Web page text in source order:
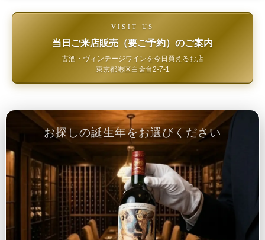
VISIT US
当日ご来店販売（要ご予約）のご案内
古酒・ヴィンテージワインを今日買えるお店
東京都港区白金台2-7-1
お探しの誕生年をお選びください